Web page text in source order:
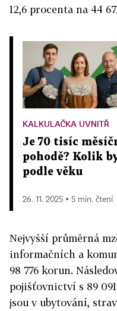
12,6 procenta na 44
KALKULAČKA UVNITŘ
Je 70 tisíc
pohodě? Kolik
podle věku
26. 11. 2025 ▪ 5 min. čtení
Nejvyšší průměrná
informačních a
98 776 korun.
pojišťovnictví s 89
jsou v ubytování,